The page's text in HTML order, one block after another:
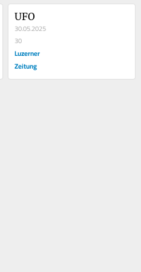
UFO
30.05.2025
30
Luzerner
Zeitung